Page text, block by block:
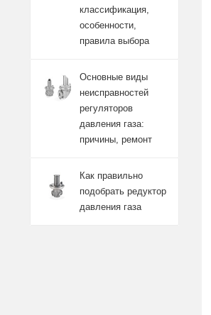
классификация,
особенности,
правила выбора
Основные виды
неисправностей
регуляторов
давления газа:
причины, ремонт
Как правильно
подобрать редуктор
давления газа